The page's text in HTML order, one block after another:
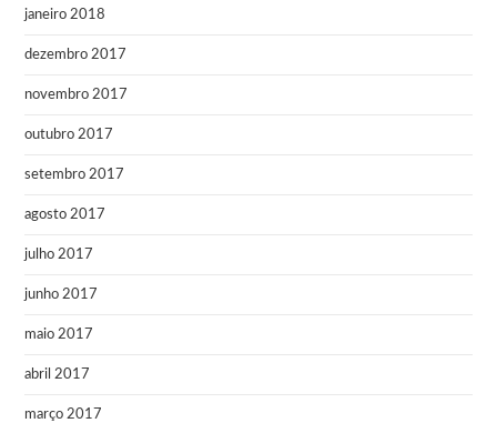
janeiro 2018
dezembro 2017
novembro 2017
outubro 2017
setembro 2017
agosto 2017
julho 2017
junho 2017
maio 2017
abril 2017
março 2017